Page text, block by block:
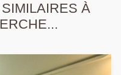
À